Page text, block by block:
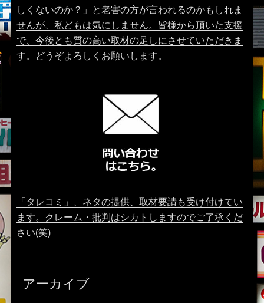
しくないのか？」と老害の方が言われるのかもしれま
せんが、私どもは気にしません。皆様から頂いた支援
で、今後とも質の高い取材の足しにさせていただきま
す。どうぞよろしくお願いします。
「タレコミ」、ネタの提供、取材要請も受け付けてい
ます。クレーム・批判はシカトしますのでご了承くだ
さい(笑)
アーカイブ